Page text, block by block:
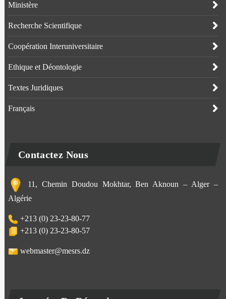
Ministère
Recherche Scientifique
Coopération Interuniversitaire
Ethique et Déontologie
Textes Juridiques
Français
Contactez Nous
11, Chemin Doudou Mokhtar, Ben Aknoun – Alger –
Algérie
+213 (0) 23-23-80-77
+213 (0) 23-23-80-57
webmaster@mesrs.dz